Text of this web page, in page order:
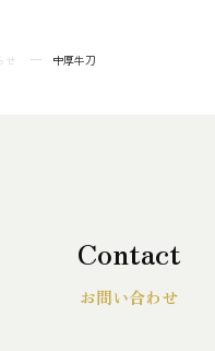
せ 中厚牛刀
Contact
お問い合わせ